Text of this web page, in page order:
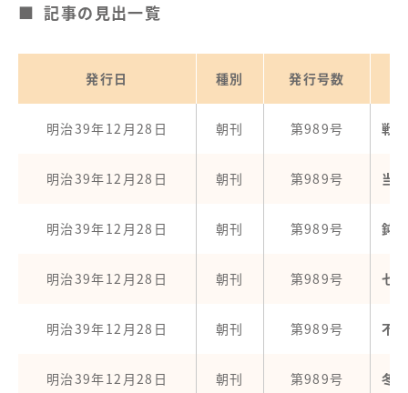
記事の見出一覧
発行日 種別 発行号数
明治39年12月28日 朝刊 第989号 戦
明治39年12月28日 朝刊 第989号 当
明治39年12月28日 朝刊 第989号 鈍
明治39年12月28日 朝刊 第989号 七
明治39年12月28日 朝刊 第989号 不
明治39年12月28日 朝刊 第989号 冬